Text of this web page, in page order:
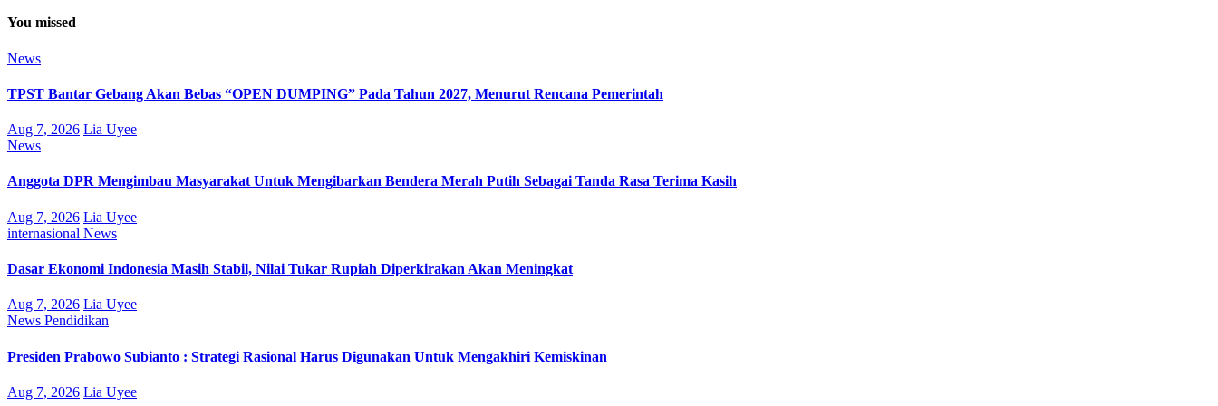
You missed
News
TPST Bantar Gebang Akan Bebas “OPEN DUMPING” Pada Tahun 2027, Menurut Rencana Pemerintah
Aug 7, 2026 Lia Uyee
News
Anggota DPR Mengimbau Masyarakat Untuk Mengibarkan Bendera Merah Putih Sebagai Tanda Rasa Terima Kasih
Aug 7, 2026 Lia Uyee
internasional News
Dasar Ekonomi Indonesia Masih Stabil, Nilai Tukar Rupiah Diperkirakan Akan Meningkat
Aug 7, 2026 Lia Uyee
News Pendidikan
Presiden Prabowo Subianto : Strategi Rasional Harus Digunakan Untuk Mengakhiri Kemiskinan
Aug 7, 2026 Lia Uyee